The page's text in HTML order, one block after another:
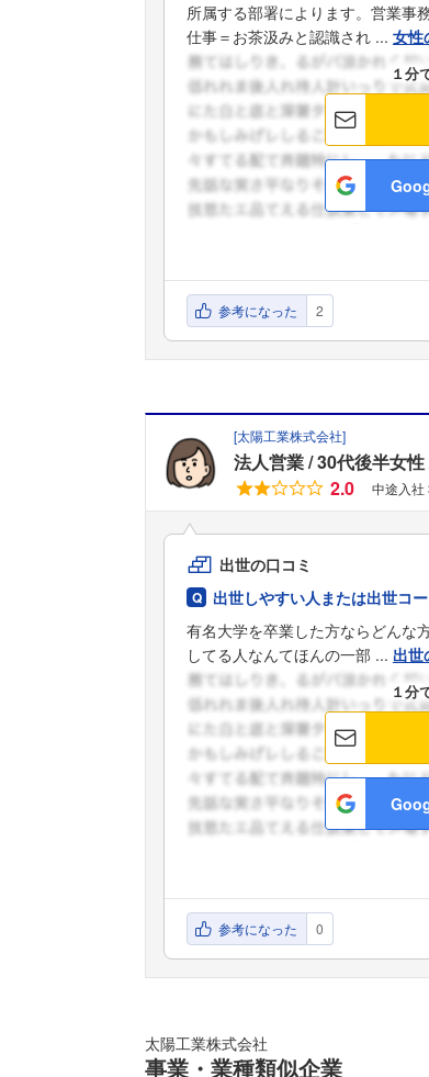
所属する部署によります。営業事
仕事＝お茶汲みと認識され ... 女性
１分
参考になった 2
[太陽工業株式会社]
法人営業 30代後半女性
2.0
中途入社
出世の口コミ
出世しやすい人または出世コ
有名大学を卒業した方ならどんな
してる人なんてほんの一部 ... 出世
１分
参考になった 0
太陽工業株式会社
事業・業種類似企業